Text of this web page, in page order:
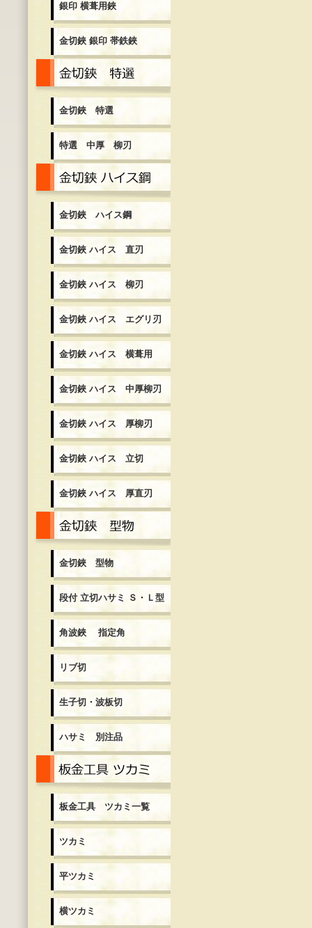
銀印 横葺用鋏
金切鋏 銀印 帯鉄鋏
金切鋏 特選
特選 中厚 柳刃
金切鋏 ハイス鋼
金切鋏 ハイス 直刃
金切鋏 ハイス 柳刃
金切鋏 ハイス エグリ刃
金切鋏 ハイス 横葺用
金切鋏 ハイス 中厚柳刃
金切鋏 ハイス 厚柳刃
金切鋏 ハイス 立切
金切鋏 ハイス 厚直刃
金切鋏 型物
段付 立切ハサミ Ｓ・Ｌ型
角波鋏 指定角
リブ切
生子切・波板切
ハサミ 別注品
板金工具 ツカミ一覧
ツカミ
平ツカミ
横ツカミ